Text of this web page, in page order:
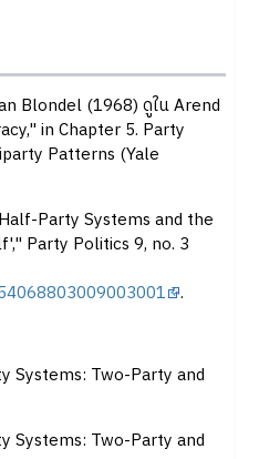
Blondel (1968) ดูใน Arend
in Chapter 5. Party
Patterns (Yale
Party Systems and the
Party Politics 9, no. 3
.
Systems: Two-Party and
Systems: Two-Party and